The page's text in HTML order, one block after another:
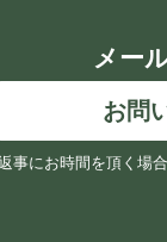
メー
お問
事にお時間を頂く場合